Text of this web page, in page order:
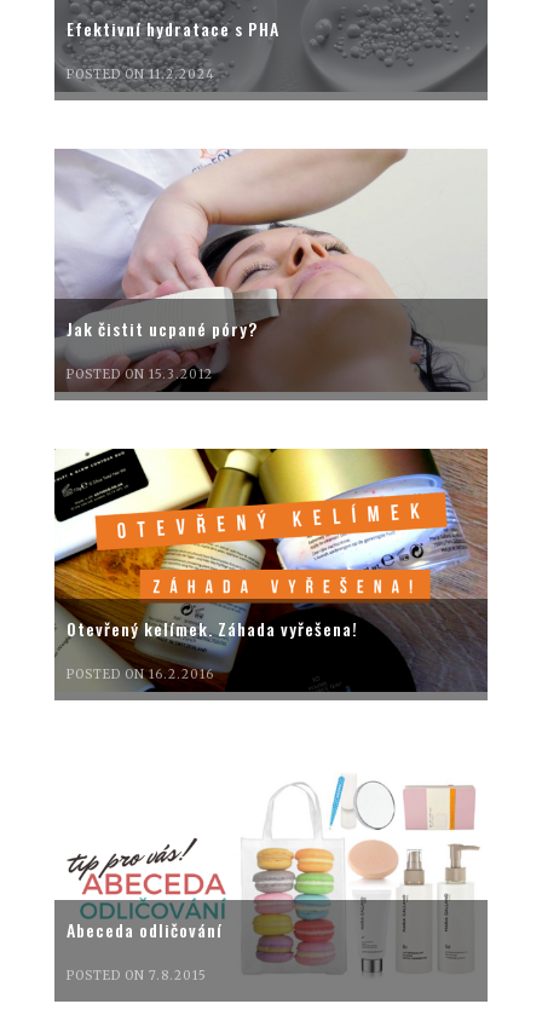
Efektivní hydratace s PHA
POSTED ON 11.2.2024
Jak čistit ucpané póry?
POSTED ON 15.3.2012
Otevřený kelímek. Záhada vyřešena!
POSTED ON 16.2.2016
Abeceda odličování
POSTED ON 7.8.2015